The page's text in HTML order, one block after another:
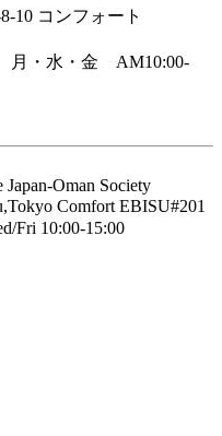
10 コンフォート
・水・金 AM10:00-
Oman Society
Comfort EBISU#201
Fri 10:00-15:00